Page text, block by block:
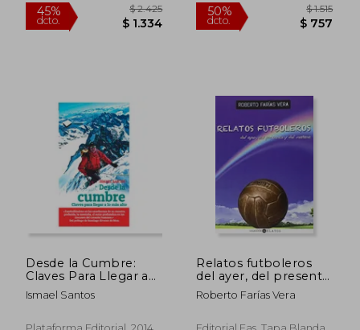
45%
dcto.
45%
dcto.
Nuevo
Desde la Cumbre:
Claves Para Llegar a
lo más Alto
Ismael Santos
Relatos futboleros
del ayer, del presente
y del mañana
(Colección Relatos)
Roberto Farías Vera